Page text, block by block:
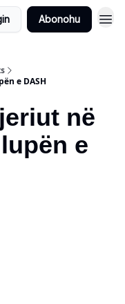
Abonohu
e DASH
në
e